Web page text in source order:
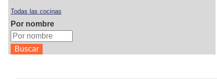
Todas las cocinas
Por nombre